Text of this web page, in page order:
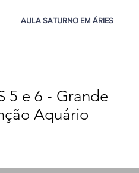
AULA SATURNO EM ÁRIES
5 e 6 - Grande
Aquário